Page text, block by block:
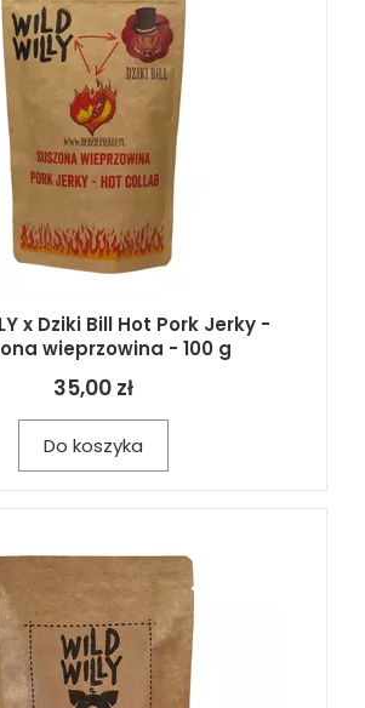
x Dziki Bill Hot Pork Jerky -
wieprzowina - 100 g
35,00 zł
Do koszyka